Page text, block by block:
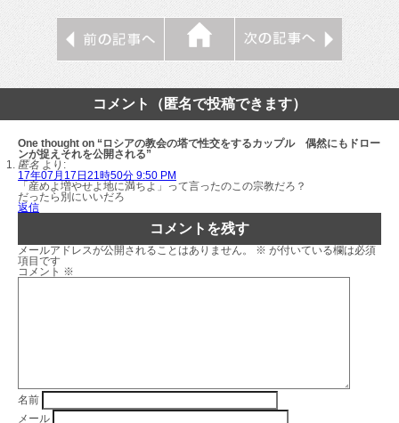
コメント（匿名で投稿できます）
One thought on “ロシアの教会の塔で性交をするカップル 偶然にもドロー
ンが捉えそれを公開される”
匿名 より:
17年07月17日21時50分 9:50 PM
「産めよ増やせよ地に満ちよ」って言ったのこの宗教だろ？
だったら別にいいだろ
返信
コメントを残す
メールアドレスが公開されることはありません。 ※ が付いている欄は必須
項目です
コメント ※
名前
メール